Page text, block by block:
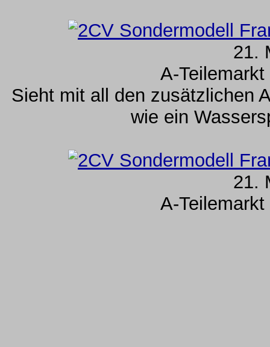
21.
A-
Sieht mit all den zusätzlichen
wie ein
21.
A-